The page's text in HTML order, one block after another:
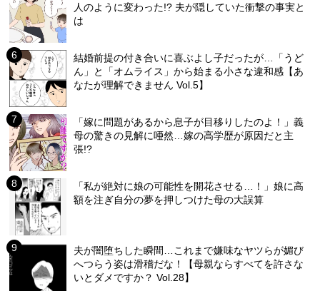
人のように変わった!? 夫が隠していた衝撃の事実と
は
結婚前提の付き合いに喜ぶよし子だったが…「うど
ん」と「オムライス」から始まる小さな違和感【あ
なたが理解できません Vol.5】
「嫁に問題があるから息子が目移りしたのよ！」義
母の驚きの見解に唖然…嫁の高学歴が原因だと主
張!?
「私が絶対に娘の可能性を開花させる…！」娘に高
額を注ぎ自分の夢を押しつけた母の大誤算
夫が闇堕ちした瞬間…これまで嫌味なヤツらが媚び
へつらう姿は滑稽だな！【母親ならすべてを許さな
いとダメですか？ Vol.28】